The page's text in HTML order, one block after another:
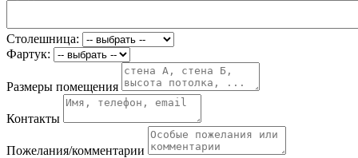
Столешница:
Фартук:
Размеры помещения
Контакты
Пожелания/комментарии